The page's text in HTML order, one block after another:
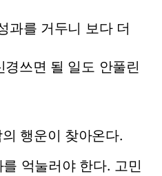
과를 거두니 보다 더
쓰면 될 일도 안풀린
행운이 찾아온다.
억눌러야 한다. 고민